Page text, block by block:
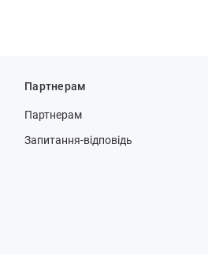
Партнерам
Партнерам
Запитання-відповідь